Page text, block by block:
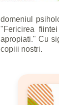
domeniul
"Fericirea
apropiati." Cu
copiii nostri.